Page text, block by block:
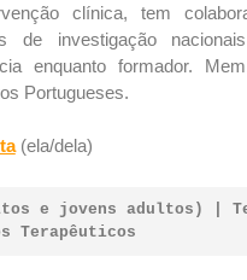
clínica, tem
de investigação
enquanto formador.
Portugueses.
(ela/dela)
e jovens adultos) |
Terapêuticos